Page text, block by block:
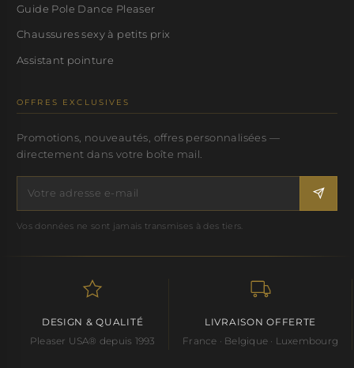
Guide Pole Dance Pleaser
Chaussures sexy à petits prix
Assistant pointure
OFFRES EXCLUSIVES
Promotions, nouveautés, offres personnalisées —
directement dans votre boîte mail.
Vos données ne sont jamais transmises à des tiers.
DESIGN & QUALITÉ
Pleaser USA® depuis 1993
LIVRAISON OFFERTE
France · Belgique · Luxembourg